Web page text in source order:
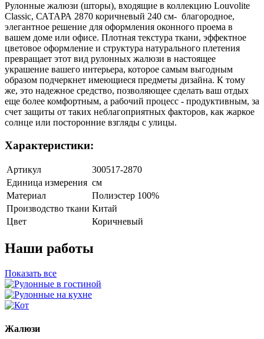
Рулонные жалюзи (шторы), входящие в коллекцию Louvolite
Classic, САТАРА 2870 коричневый 240 см- благородное,
элегантное решение для оформления оконного проема в
вашем доме или офисе. Плотная текстура ткани, эффектное
цветовое оформление и структура натурального плетения
превращает этот вид рулонных жалюзи в настоящее
украшение вашего интерьера, которое самым выгодным
образом подчеркнет имеющиеся предметы дизайна. К тому
же, это надежное средство, позволяющее сделать ваш отдых
еще более комфортным, а рабочий процесс - продуктивным, за
счет защиты от таких неблагоприятных факторов, как жаркое
солнце или посторонние взгляды с улицы.
Характеристики:
Артикул
300517-2870
Единица измерения см
Материал
Полиэстер 100%
Производство ткани Китай
Цвет
Коричневый
Наши работы
Показать все
Жалюзи